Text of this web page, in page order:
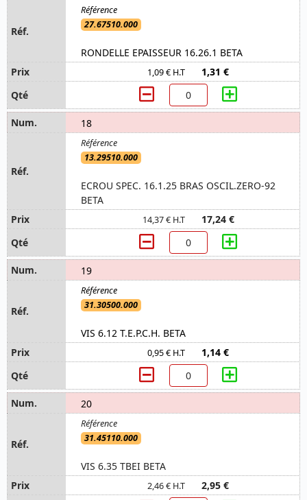
27.67510.000
RONDELLE EPAISSEUR 16.26.1 BETA
1,09 € H.T 1,31 €
18
13.29510.000
ECROU SPEC. 16.1.25 BRAS OSCIL.ZERO-92
BETA
14,37 € H.T 17,24 €
19
31.30500.000
VIS 6.12 T.E.P.C.H. BETA
0,95 € H.T 1,14 €
20
31.45110.000
VIS 6.35 TBEI BETA
2,46 € H.T 2,95 €